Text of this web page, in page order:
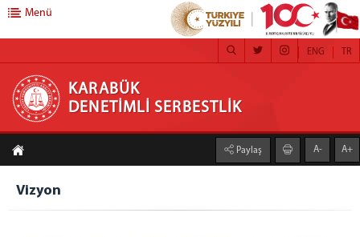
KARABÜK DENETİMLİ SERBESTLİK
ANASAYFA
DENETİMLİ SERBESTLİK
Hakkımızda
Misyon
Menü
KARABÜK
DENETİMLİ SERBESTLİK
TR
ENG
Paylaş A- A+
Vizyon